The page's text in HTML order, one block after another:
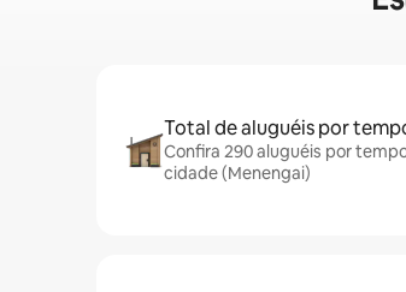
Total de aluguéis por
Confira 290 aluguéis por
cidade (Menengai)